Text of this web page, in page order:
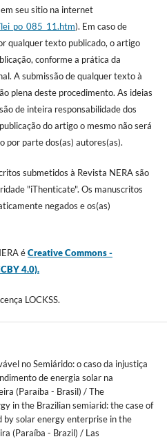
seu sitio na internet
). Em caso de
qualquer texto publicado, o artigo
conforme a prática da
A submissão de qualquer texto à
plena deste procedimento. As ideias
de inteira responsabilidade dos
do artigo o mesmo não será
por parte dos(as) autores(as).
submetidos à Revista NERA são
"iThenticate". Os manuscritos
negados e os(as)
éCreative Commons -
4.0).
LOCKSS.
no Semiárido: o caso da injustiça
de energia solar na
(Paraíba - Brasil) / The
in the Brazilian semiarid: the case of
solar energy enterprise in the
(Paraíba - Brazil) / Las